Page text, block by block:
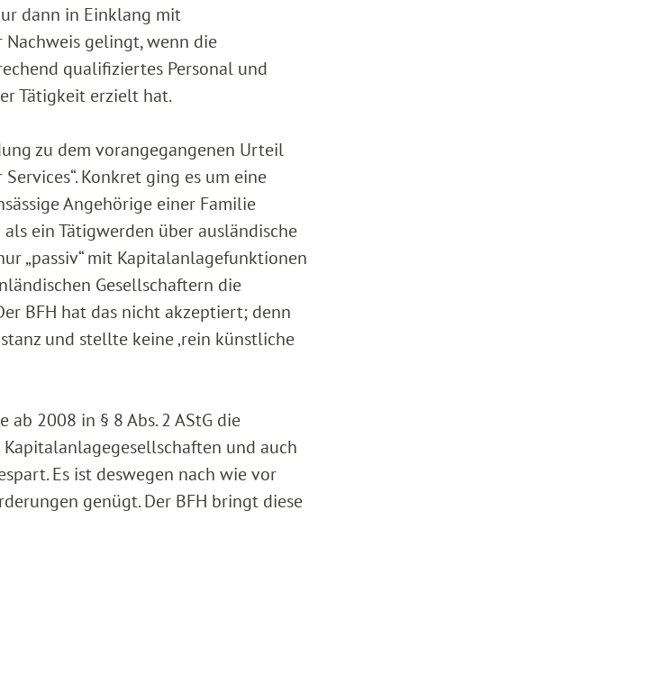
dann in Einklang mit
Nachweis gelingt, wenn die
qualifiziertes Personal und
Tätigkeit erzielt hat.
zu dem vorangegangenen Urteil
Konkret ging es um eine
Angehörige einer Familie
ein Tätigwerden über ausländische
„passiv“ mit Kapitalanlagefunktionen
Gesellschaftern die
BFH hat das nicht akzeptiert; denn
und stellte keine ‚rein künstliche
2008 in § 8 Abs. 2 AStG die
und auch
Es ist deswegen nach wie vor
genügt. Der BFH bringt diese